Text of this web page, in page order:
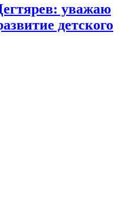
уважаю
детского